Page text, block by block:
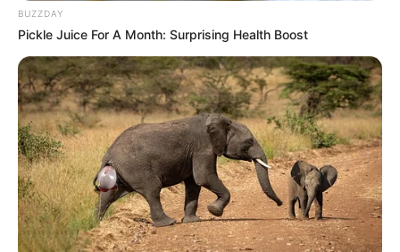
atout supplémentaire. Fort de cette constance et des
conditions idéales, Folly Foot est un candidat sérieux pour
un nouveau podium, bien qu’il ne soit pas souvent
vainqueur.
L’analyse du coup de Poker du Quinté+
7. SARATOGA EST : En quête de progrès après une rentrée
difficile
Saratoga Est, bien qu’en retrait lors de sa dernière course,
ne doit pas être sous-estimé. Ce cheval a déjà montré son
BUZZDAY
Pickle Juice For A Month: Surprising Health Boost